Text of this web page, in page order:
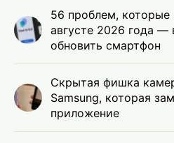
56 проблем, которые
августе 2026 года —
обновить смартфон
Скрытая фишка
Samsung, которая
приложение